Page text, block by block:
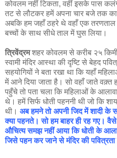
कोवलम नहीं टिकता, वहीं इसके पास
तट से लौटकर हमें अपना चार बजे तक का
अबकि हम जहाँ ठहरे थे वहाँ एक
बच्चों के साथ सीधे ताल में घुस लिया।
त्रिवेंद्रमशहर कोवलम से करीब २५
स्वामी मंदिर आस्था की दृष्टि से बेहद
सहयोगियों ने बता रखा था कि यहाँ
में आने दिया जाता है। सो वहाँ जाते वक़्त
पहुँचे तो पता चला कि महिलाओं के आलावा
थे। हमें सिर्फ धोती पहननी थी जो कि
थी। अब हमने तो अपनी जिद में शादी के
क्या पहनते। सो हम बाहर ही रह गए।
औचित्य समझ नहीं आया कि धोती के
जिसे पहन कर जाने से मंदिर की पवित्रता